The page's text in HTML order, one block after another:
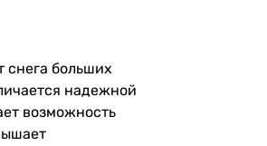
снега больших
надежной
возможность